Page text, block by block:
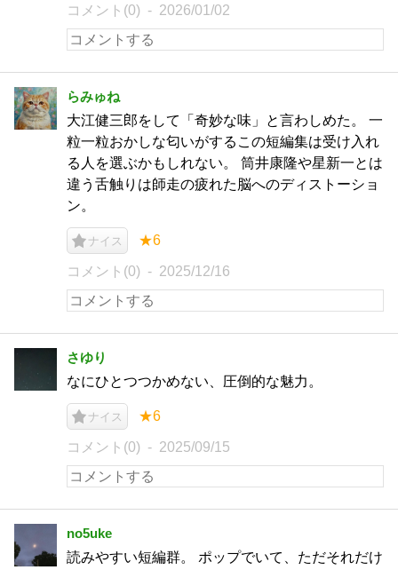
コメント(0) 2026/01/02
らみゅね
大江健三郎をして「奇妙な味」と言わしめた。 一
粒一粒おかしな匂いがするこの短編集は受け入れ
る人を選ぶかもしれない。 筒井康隆や星新一とは
違う舌触りは師走の疲れた脳へのディストーショ
ン。
ナイス ★6
コメント(0) 2025/12/16
さゆり
なにひとつつかめない、圧倒的な魅力。
ナイス ★6
コメント(0) 2025/09/15
no5uke
読みやすい短編群。 ポップでいて、ただそれだけ